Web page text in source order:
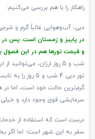
راهکار را با هم بررسی می‌کنیم:
دبی، آب‌وهوایی غالباً گرم و
در پاییز و زمستان است. پس در
و قیمت تورها هم در این
شب و 5 روز ارزان،
تور دبی 4 شب و
گرم‌ترین حالت خود است، اما
سرمایشی قوی وجود دارد و
درست است که استفاده از